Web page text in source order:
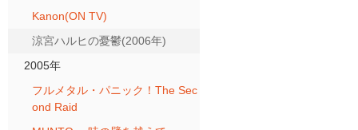
Kanon(ON TV)
涼宮ハルヒの憂鬱(2006年)
2005年
フルメタル・パニック！The Sec
ond Raid